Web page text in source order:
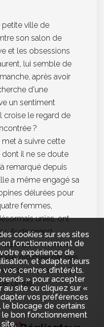
ville de
son salon de
et les obsessions
lui semble de
après avoir
d'une
un sentiment
croise le regard de
?
met à suivre cette
dont il ne se doute
remarqué depuis
a même engagé sa
délurées pour
femmes,
unies, ont
Aude prend
mission, venue
rythmée par des
délirantes de
cirque.
cookies sur ses sites
fonctionnement de
expérience de
et adapter leurs
centres d’intérêts.
» pour accepter
site ou cliquez sur «
vos préférences
le blocage de certains
bon fonctionnement